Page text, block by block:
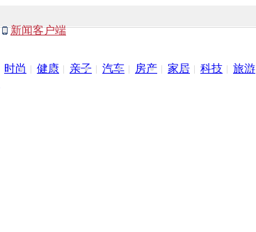
新闻客户端
时尚 健康 亲子 汽车 房产 家居 科技 旅游